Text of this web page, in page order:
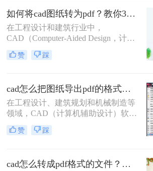
作伙伴交流的理想选择。那么cad转换
pdf怎么转换呢？本文将介绍两种将
CAD文件转换为PDF的高效方法。
如何将cad图纸转为pdf？教你3种容易学会的方法!
在工程设计和建筑行业中，
CAD（Computer-Aided Design，计算
机辅助设计）图纸的共享和传输是一
项常见的需求。将CAD图纸转换为
那么如何将cad图纸转为pdf呢？本文
将介绍三种将CAD图纸转换为PDF的
方法，帮助您轻松完成这一任务。
赞 踩
cad怎么把图纸导出pdf的格式？选择最适合你的高效方法！
在工程设计、建筑规划和机械制造等
领域，CAD（计算机辅助设计）软件
是不可或缺的工具。然而，CAD源文
件（如DWG）的查看和传播严重依
CAD图纸导出为通用的PDF格式成为
赞 踩
cad怎么转成pdf格式的文件？分享二种实用转换方法！